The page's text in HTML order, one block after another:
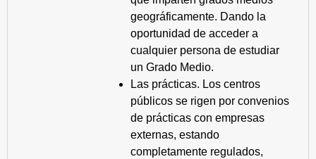
geográficamente. Dando la
oportunidad de acceder a
cualquier persona de estudiar
un Grado Medio.
Las prácticas. Los centros
públicos se rigen por convenios
de prácticas con empresas
externas, estando
completamente regulados,